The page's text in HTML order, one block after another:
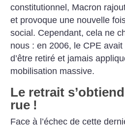
constitutionnel, Macron
et provoque une nouvelle
social. Cependant, cela ne
nous : en 2006, le CPE
d’être retiré et jamais
mobilisation massive.
Le retrait
rue !
Face à l’échec de cette